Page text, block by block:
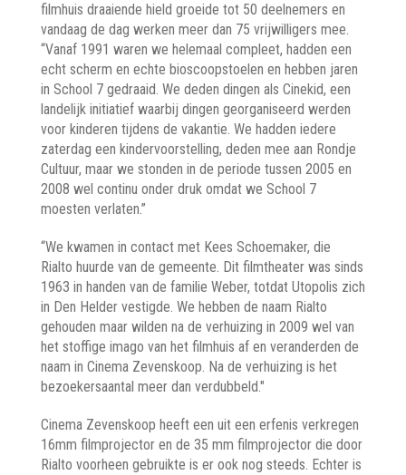
filmhuis draaiende hield groeide tot 50 deelnemers en
vandaag de dag werken meer dan 75 vrijwilligers mee.
“Vanaf 1991 waren we helemaal compleet, hadden een
echt scherm en echte bioscoopstoelen en hebben jaren
in School 7 gedraaid. We deden dingen als Cinekid, een
landelijk initiatief waarbij dingen georganiseerd werden
voor kinderen tijdens de vakantie. We hadden iedere
zaterdag een kindervoorstelling, deden mee aan Rondje
Cultuur, maar we stonden in de periode tussen 2005 en
2008 wel continu onder druk omdat we School 7
moesten verlaten.”
“We kwamen in contact met Kees Schoemaker, die
Rialto huurde van de gemeente. Dit filmtheater was sinds
1963 in handen van de familie Weber, totdat Utopolis zich
in Den Helder vestigde. We hebben de naam Rialto
gehouden maar wilden na de verhuizing in 2009 wel van
het stoffige imago van het filmhuis af en veranderden de
naam in Cinema Zevenskoop. Na de verhuizing is het
bezoekersaantal meer dan verdubbeld."
Cinema Zevenskoop heeft een uit een erfenis verkregen
16mm filmprojector en de 35 mm filmprojector die door
Rialto voorheen gebruikte is er ook nog steeds. Echter is